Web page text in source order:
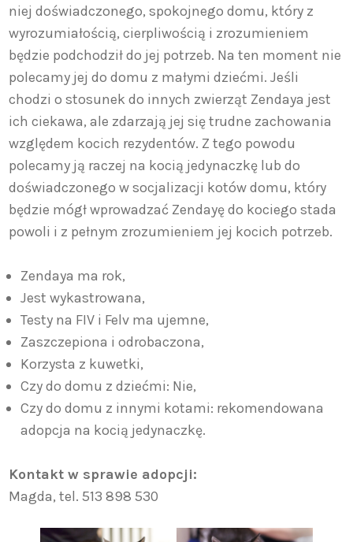
niej doświadczonego, spokojnego domu, który z
wyrozumiałością, cierpliwością i zrozumieniem
będzie podchodził do jej potrzeb. Na ten moment nie
polecamy jej do domu z małymi dziećmi. Jeśli
chodzi o stosunek do innych zwierząt Zendaya jest
ich ciekawa, ale zdarzają jej się trudne zachowania
względem kocich rezydentów. Z tego powodu
polecamy ją raczej na kocią jedynaczkę lub do
doświadczonego w socjalizacji kotów domu, który
będzie mógł wprowadzać Zendayę do kociego stada
powoli i z pełnym zrozumieniem jej kocich potrzeb.
Zendaya ma rok,
Jest wykastrowana,
Testy na FIV i Felv ma ujemne,
Zaszczepiona i odrobaczona,
Korzysta z kuwetki,
Czy do domu z dziećmi: Nie,
Czy do domu z innymi kotami: rekomendowana
adopcja na kocią jedynaczkę.
Kontakt w sprawie adopcji:
Magda, tel. 513 898 530